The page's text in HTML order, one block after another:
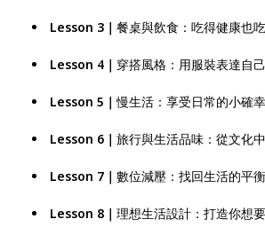
Lesson 3｜餐桌與飲食：吃得健康也
Lesson 4｜ 穿搭風格：用服裝表達自己
Lesson 5｜慢生活：享受日常的小確幸
Lesson 6｜旅行與生活品味：從文化
Lesson 7｜數位減壓：找回生活的平衡
Lesson 8｜理想生活設計：打造你想